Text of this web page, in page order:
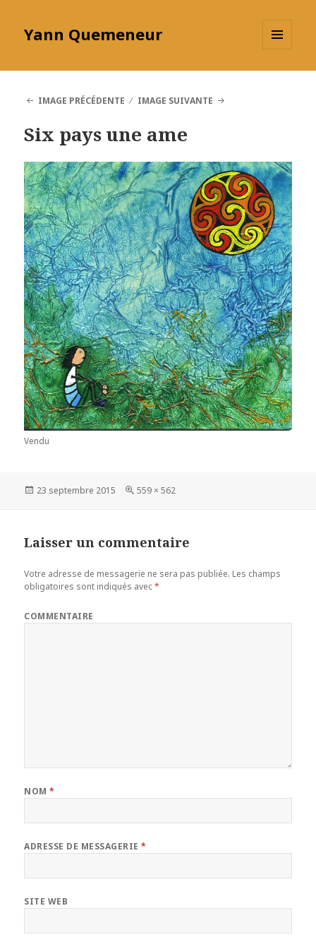
Yann Quemeneur
IMAGE PRÉCÉDENTE
IMAGE SUIVANTE
Six pays une ame
Vendu
Publié
23 septembre 2015
Taille
559 × 562
Laisser un commentaire
Votre adresse de messagerie ne sera pas publiée. Les champs
obligatoires sont indiqués avec*
COMMENTAIRE
NOM*
ADRESSE DE MESSAGERIE*
SITE WEB